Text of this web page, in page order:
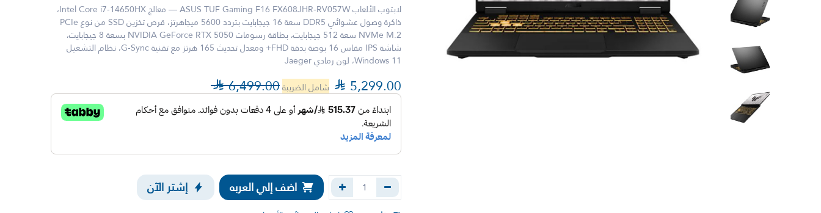
لابتوب الألعاب ASUS TUF Gaming F16 FX608JHR-RV057W — معالج Intel Core i7-14650HX،
ذاكرة وصول عشوائي DDR5 سعة 16 جيجابايت بتردد 5600 ميجاهرتز، قرص تخزين SSD من نوع PCIe
NVMe M.2 سعة 512 جيجابايت، بطاقة رسومات NVIDIA GeForce RTX 5050 بسعة 8 جيجابايت،
شاشة IPS مقاس 16 بوصة بدقة FHD+ ومعدل تحديث 165 هرتز مع تقنية G-Sync، نظام التشغيل
Windows 11، لون رمادي Jaeger
 5,299.00 شامل الضريبة 6,499.00
اضف إلي العربه إشتر الآن